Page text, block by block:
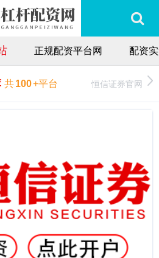
正规配资平台网 配资
共100+平台 恒信证券官网